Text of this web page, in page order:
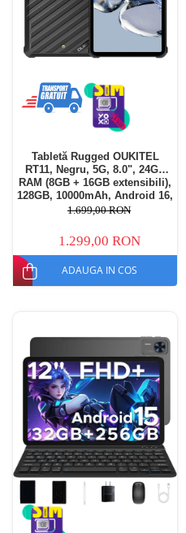
Tabletă Rugged OUKITEL
RT11, Negru, 5G, 8.0", 24GB
RAM (8GB + 16GB extensibili),
128GB, 10000mAh, Android 16,
Cameră 16MP AI, Dock
1.699,00 RON
1.299,00 RON
ADAUGA IN COS